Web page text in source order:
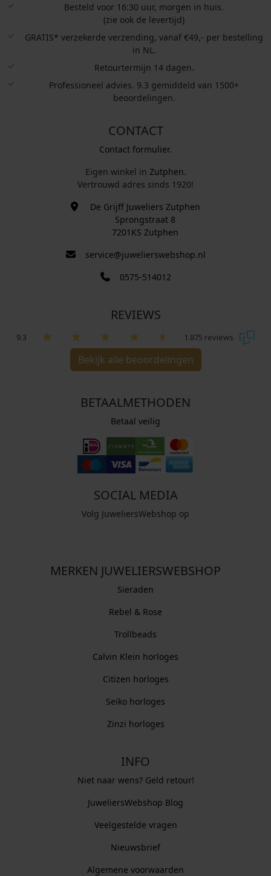
Besteld voor 16:30 uur, morgen in huis.
(zie ook de levertijd)
GRATIS* verzekerde verzending, vanaf €49,- per bestelling
in NL.
Retourtermijn 14 dagen.
Professioneel advies. 9.3 gemiddeld van 1500+
beoordelingen.
CONTACT
Contact formulier.
Eigen winkel in Zutphen.
Vertrouwd adres sinds 1920!
De Grijff Juweliers Zutphen
Sprongstraat 8
7201KS Zutphen
service@juwelierswebshop.nl
0575-514012
REVIEWS
9.3 1.875 reviews
Bekijk alle beoordelingen
BETAALMETHODEN
Betaal veilig
SOCIAL MEDIA
Volg JuweliersWebshop op
MERKEN JUWELIERSWEBSHOP
Sieraden
Rebel & Rose
Trollbeads
Calvin Klein horloges
Citizen horloges
Seiko horloges
Zinzi horloges
INFO
Niet naar wens? Geld retour!
JuweliersWebshop Blog
Veelgestelde vragen
Nieuwsbrief
Algemene voorwaarden